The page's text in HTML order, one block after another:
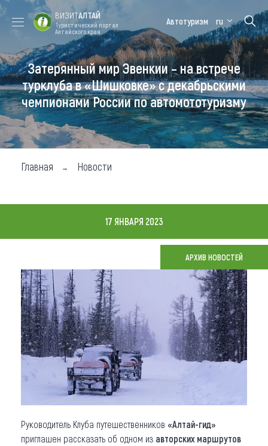
Форум VISIT
ALTAI
Цветение
маральника
Медицинский
форум
Алтайская
зимовка
Туры
Где побывать
Чем заняться
Карта
Что привезти (сувениры)
О регионе
Коллекция впечатлений
Другие рубрики
ВИЗИТАЛТАЙ
Туристический портал
Алтайского края
Автотуризм ru
Затерянный мир Эвенкии – на встрече
турклуба в «Шишковке» с декабрьскими
чемпионами России по автомототуризму
Главная Новости
17 ЯНВАРЯ 2023
АРХИВ НОВОСТЕЙ
Руководитель Клуба путешественников «Алтай-гид»
приглашен рассказать об одном из авторских маршрутов